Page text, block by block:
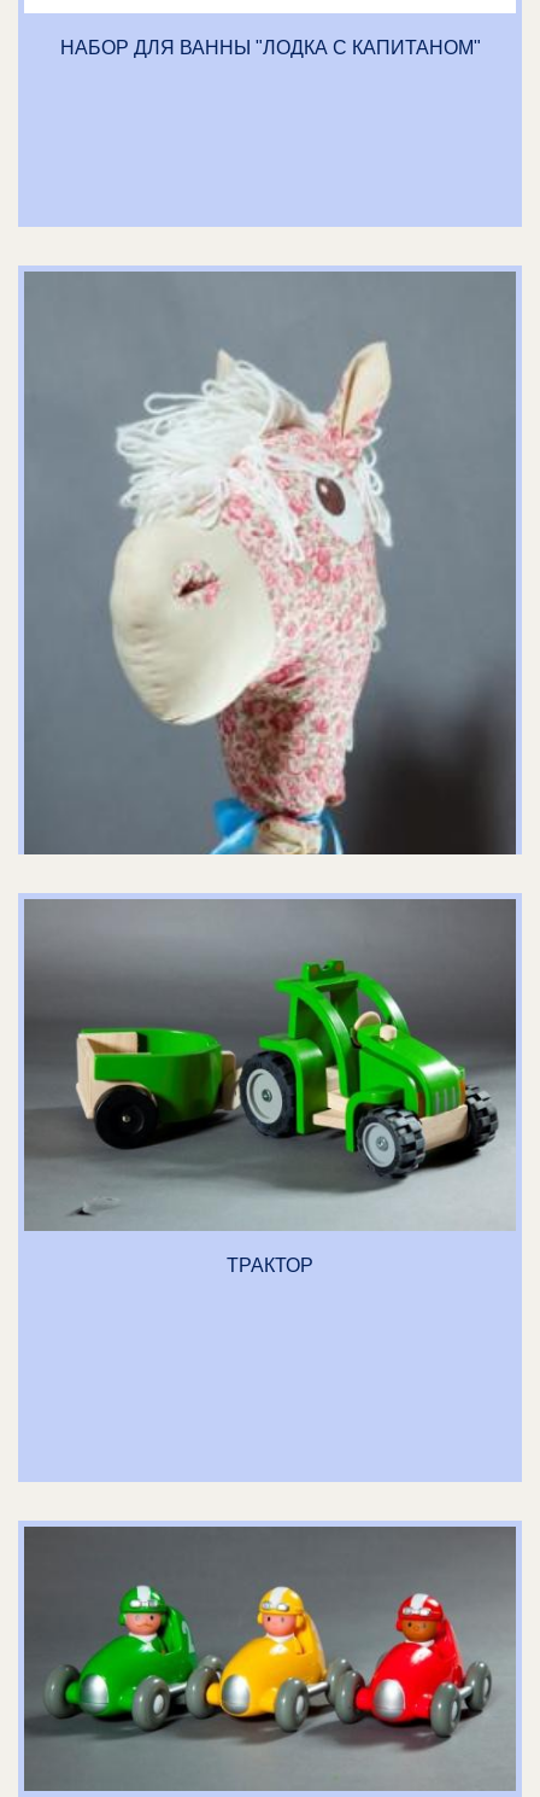
НАБОР ДЛЯ ВАННЫ "ЛОДКА С КАПИТАНОМ"
ЛОШАДКА ГЛАША
ТРАКТОР